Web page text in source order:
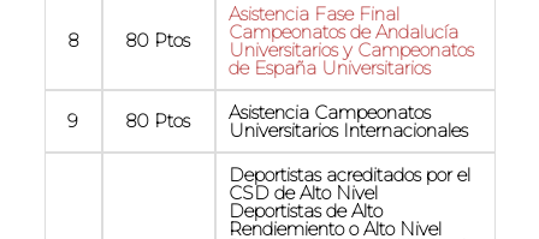
8 80 Ptos
Asistencia Fase Final
Campeonatos de Andalucía
Universitarios y Campeonatos
de España Universitarios
9 80 Ptos Asistencia Campeonatos
Universitarios Internacionales
Deportistas acreditados por el
CSD de Alto Nivel
Deportistas de Alto
Rendiemiento o Alto Nivel